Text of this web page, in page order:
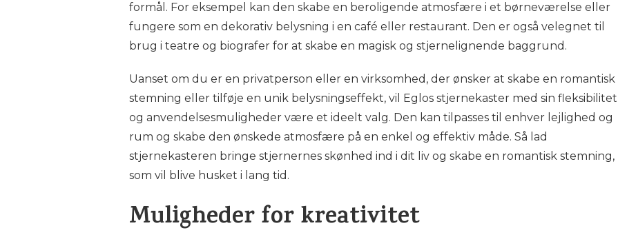
formål. For eksempel kan den skabe en beroligende atmosfære i et børneværelse eller
fungere som en dekorativ belysning i en café eller restaurant. Den er også velegnet til
brug i teatre og biografer for at skabe en magisk og stjernelignende baggrund.
Uanset om du er en privatperson eller en virksomhed, der ønsker at skabe en romantisk
stemning eller tilføje en unik belysningseffekt, vil Eglos stjernekaster med sin fleksibilitet
og anvendelsesmuligheder være et ideelt valg. Den kan tilpasses til enhver lejlighed og
rum og skabe den ønskede atmosfære på en enkel og effektiv måde. Så lad
stjernekasteren bringe stjernernes skønhed ind i dit liv og skabe en romantisk stemning,
som vil blive husket i lang tid.
Muligheder for kreativitet